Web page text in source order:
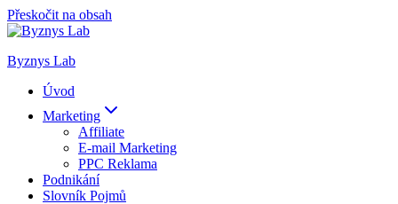
Přeskočit na obsah
Byznys Lab
Úvod
Marketing
Affiliate
E-mail Marketing
PPC Reklama
Podnikání
Slovník Pojmů